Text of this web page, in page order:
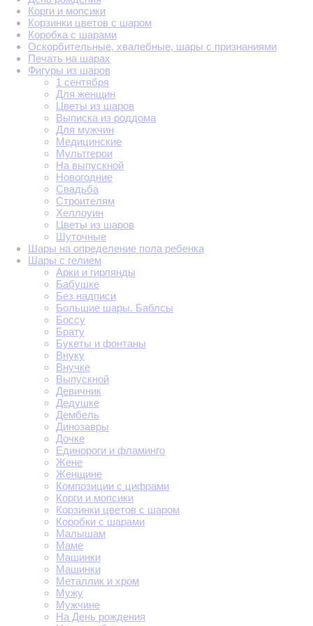
Корги и мопсики
Корзинки цветов с шаром
Коробка с шарами
Оскорбительные, хвалебные, шары с признаниями
Печать на шарах
Фигуры из шаров
1 сентября
Для женщин
Цветы из шаров
Выписка из роддома
Для мужчин
Медицинские
Мультгерои
На выпускной
Новогодние
Свадьба
Строителям
Хеллоуин
Цветы из шаров
Шуточные
Шары на определение пола ребенка
Шары с гелием
Арки и гирлянды
Бабушке
Без надписи
Большие шары. Баблсы
Боссу
Брату
Букеты и фонтаны
Внуку
Внучке
Выпускной
Девичник
Дедушке
Дембель
Динозавры
Дочке
Единороги и фламинго
Жене
Женщине
Композиции с цифрами
Корги и мопсики
Корзинки цветов с шаром
Коробки с шарами
Малышам
Маме
Машинки
Машинки
Металлик и хром
Мужу
Мужчине
На День рождения